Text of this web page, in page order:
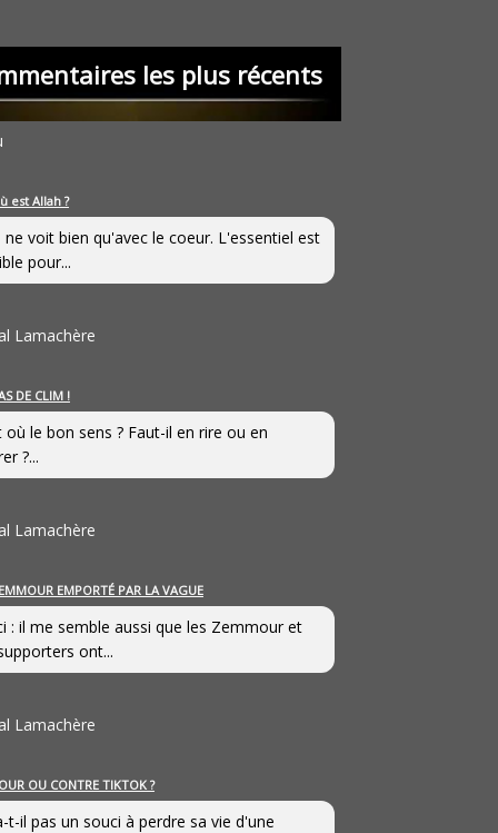
les plus récents
est Allah ?
ne voit bien qu'avec le coeur. L'essentiel est
pour...
Lamachère
DE CLIM !
où le bon sens ? Faut-il en rire ou en
?...
Lamachère
EMPORTÉ PAR LA VAGUE
: il me semble aussi que les Zemmour et
ont...
Lamachère
OU CONTRE TIKTOK ?
t-il pas un souci à perdre sa vie d'une